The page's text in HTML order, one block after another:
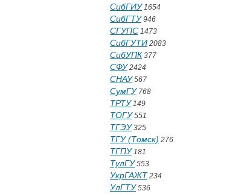
СибГИУ1654
СибГТУ946
СГУПС 1473
СибГУТИ 2083
СибУПК 377
СФУ2424
СНАУ567
СумГУ768
ТРТУ149
ТОГУ551
ТГЭУ325
ТГУ (Томск) 276
ТГПУ181
ТулГУ553
УкрГАЖТ 234
УлГТУ536